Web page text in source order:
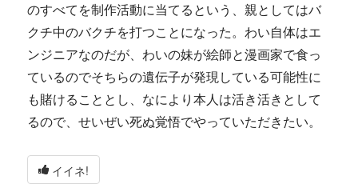
のすべてを制作活動に当てるという、親としてはバ
クチ中のバクチを打つことになった。わい自体はエ
ンジニアなのだが、わいの妹が絵師と漫画家で食っ
ているのでそちらの遺伝子が発現している可能性に
も賭けることとし、なにより本人は活き活きとして
るので、せいぜい死ぬ覚悟でやっていただきたい。
イイネ!